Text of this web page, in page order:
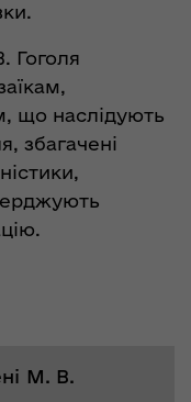
Гоголя
що наслідують
збагачені
М. В.